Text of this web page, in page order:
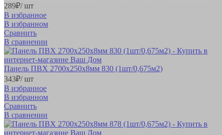
289₽/ шт
В избранное
В избранном
Сравнить
В сравнении
Панель ПВХ 2700х250х8мм 830 (1шт/0,675м2)
343₽/ шт
В избранное
В избранном
Сравнить
В сравнении